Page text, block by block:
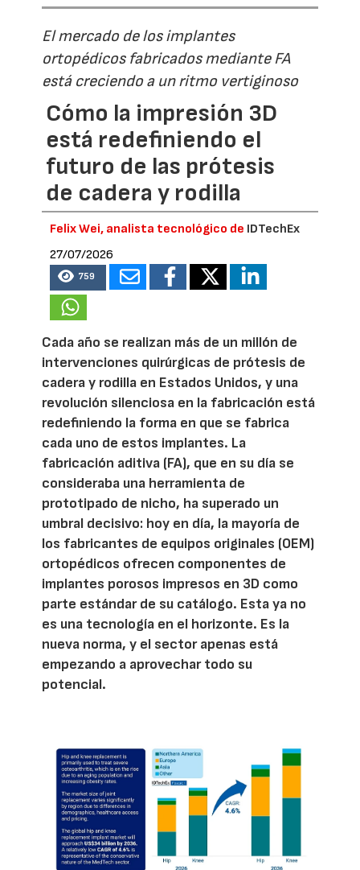
El mercado de los implantes
ortopédicos fabricados mediante FA
está creciendo a un ritmo vertiginoso
Cómo la impresión 3D
está redefiniendo el
futuro de las prótesis
de cadera y rodilla
Felix Wei, analista tecnológico de IDTechEx
27/07/2026
759
Cada año se realizan más de un millón de
intervenciones quirúrgicas de prótesis de
cadera y rodilla en Estados Unidos, y una
revolución silenciosa en la fabricación está
redefiniendo la forma en que se fabrica
cada uno de estos implantes. La
fabricación aditiva (FA), que en su día se
consideraba una herramienta de
prototipado de nicho, ha superado un
umbral decisivo: hoy en día, la mayoría de
los fabricantes de equipos originales (OEM)
ortopédicos ofrecen componentes de
implantes porosos impresos en 3D como
parte estándar de su catálogo. Esta ya no
es una tecnología en el horizonte. Es la
nueva norma, y el sector apenas está
empezando a aprovechar todo su
potencial.